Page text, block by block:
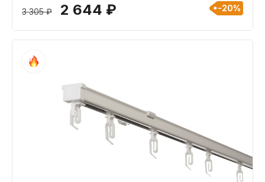
3 305 ₽ 2 644 ₽ -20%